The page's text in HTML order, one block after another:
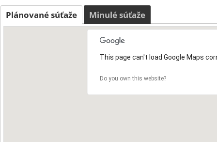
Plánované súťaže Minulé súťaže
This page can't load Google Maps
Do you own this website?